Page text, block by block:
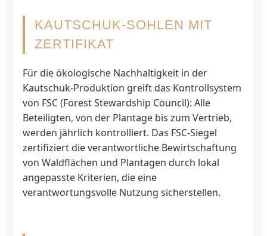
KAUTSCHUK-SOHLEN MIT
ZERTIFIKAT
Für die ökologische Nachhaltigkeit in der
Kautschuk-Produktion greift das Kontrollsystem
von FSC (Forest Stewardship Council): Alle
Beteiligten, von der Plantage bis zum Vertrieb,
werden jährlich kontrolliert. Das FSC-Siegel
zertifiziert die verantwortliche Bewirtschaftung
von Waldflächen und Plantagen durch lokal
angepasste Kriterien, die eine
verantwortungsvolle Nutzung sicherstellen.